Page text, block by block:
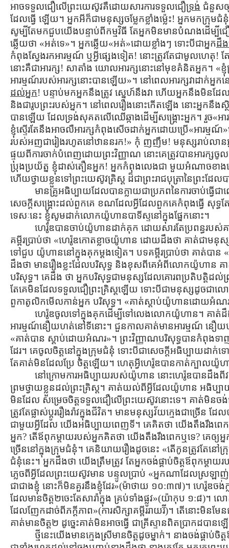
អាចទទួលជឿលើព្រះយេស៊ូវគឺដោយសារការទទួលជឿទ្រង់ ជំនួសឲ្
ដែលធ្វើ ឡើយ។ អ្នកអីក៏ជាមនុស្សចម្លែកខ្លាំងម្ល៉េះ! អ្នកមកក្រុម
សូម្បីតែមកជួបយើងបន្ទាប់ពីកម្មវិធី តែអ្នកមិនមានបំណងដើម្បី
ឆ្លើយថា «អត់ទេ»។ អ្នកឆ្លើយ«អត់»ដោយខ្លាំងៗ ទោះបីជាអ្នកដឹ
កំពុងស្វែងរកអារម្មណ៍ ឬអ្វីផ្សេងទៀត! នោះត្រូវតែជាមូលហេ
នោះគឺជាអារក្ស! សាតាំង យោលអារក្សនោះនៅមុខគំនិតអ្នក។ «ខ្ញុំ
អារម្មណ៍របស់អារក្សនោះបានឡើយ»។ នៅពេលអារក្សវាដាក់អ្នក
ដល់អ្នក! បន្ទាប់មកអ្នកនឹងត្រូវ ស្នេហ៍នឹងវា ហើយអ្នកនឹងមិនដ
និងជារូបព្រះរបស់អ្នក។ នៅពេលរឿងនោះកើតឡើង នោះអ្នកនឹង
បានឡើយ ដែលទ្រង់សុគតលើឈើឆ្កាងដើម្បីសង្រ្គោះអ្នក។ រួច«អ
ខ្ញុំស្ទើរតែនឹងអាចលឺអារក្សកំពុងសើចដាក់អ្នកដោយប្រើ«អារម្
របស់អញជារៀងរហូតនៅឋាននរក!» កុំ ញញឹម! មនុស្សរាប់លានអ្ន
ផ្ទុយពីការចាក់បំពេញដោយព្រះវិញ្ញាណ នោះគេត្រូវបានអារក្សចូ
ប្រុងប្រយ័ត្ន ខ្ញុំដាស់តឿនអ្នក! អ្នកកំពុងលេងជា មួយអំណាចខា
ហើយថ្វាយខ្លួនទៅព្រះយេស៊ូវគ្រិស្ដ ដ៏ជាព្រះរាជបុត្រានៃព្រះដ
មានគ្រូអធិប្បាយដែលបានក្លាយជាប្រភពនៃការចាប់ធ្
សេចក្ដីសង្រ្គោះដល់ពួកគេ ខណដែលអ្វីដែលពួកគេកំពុងធ្វើ សុទ្ធត
ទេសៈនេះ ខ្ញុំសូមដាក់លោកយ៉ូហានបាទីស្ទនៅក្នុងផ្នែកនោះ។
ហេរ៉ូឌបានចាប់យ៉ូហានដាក់គុក ដោយសារតែប្រពន្ធរប
គម្ពីរប្រាប់ថា «ហេរ៉ូឌកោតខ្លាចយ៉ូហាន ដោយដឹងថា គាត់ជាម
ទៅជួប យ៉ូហាននៅក្នុងគុកម្ដងទៀត។ បទគម្ពីរប្រាប់ថា គាត់បាន
ដឹងថា មានរឿងខ្លះដែលបរិសុទ្ធ និងខុសពីគេអំពីលោកយ៉ូហាន គ
បរិសុទ្ធ។ គេដឹង ថា អ្នកបរិសុទ្ធជាមនុស្សដែលគោរពប្រតិបត្ដិដ
តែគេមិនដែលទទួលជឿព្រះគ្រិស្ដឡើយ ទោះបីជាមនុស្សដូចជាល
ពួកាតូលិកមើលកាន់អ្នក បរិសុទ្ធ។ «គាត់ស្ដាប់យ៉ូហានដោយអំណរ
ហេរ៉ូឌចូលទៅក្នុងគុកដើម្បីទៅលេងលោកយ៉ូហាន។ គាត់ដឹងថ
អារម្មណ៍នឿយហត់នៅទីនោះ។ ជួនកាលគាត់មានអារម្មណ៍ នឿយ
«គាត់បាន ស្ដាប់ដោយអំណរ»។ ព្រះវិញ្ញាណបរិសុទ្ធបានកំពុងទ
ដែរ។ គេចូលចិត្ដនៅក្នុងក្រុមជំនុំ ទោះបីជាសេចក្ដីអធិប្បាយដាក់
តែគាត់មិនដែលប្រែ ចិត្ដឡើយ។ ហេតុអ្វីហេរ៉ូឌបានកាត់ក្បាល
នៅក្រោមការអធិប្បាយរបស់យ៉ូហាន នោះហេរ៉ូឌបានដឹងពី
ព្រមថ្វាយខ្លួនដល់ព្រះគ្រិស្ដ។ គាត់យល់ពីអ្វីដែលយ៉ូហាន អធិប្ប
មិនដែល សម្រេចចិត្ដទទួលជឿលើព្រះយេស៊ូវនោះទេ។ គាត់មិនចង់ផ្
ត្រូវតែផ្លាស់ប្ដូររឿងរ៉ាវក្នុងជីវិត។ មានមនុស្សវ័យក្មេងជាច្រ
ជាមួយអ្វីដែល យើងអធិប្បាយពេញទី។ គេគិតថា យើងតឹងរឹងពេ
អ្នក? តើឪពុកម្ដាយរបស់អ្នកគិតថា យើងតឹងរឹងពេកឬទេ? គេ
ច្រើននៅក្នុងក្រុមជំនុំ។ គេនិយាយរឿងដូចនេះ «តើកូនត្រូវតែនៅ
ជំនុំនេះ។ អ្នកដឹងថា យើងត្រឹមត្រូវ តែអ្នកចង់ផ្គាប់ចិត្ដឪពុកម្
ភ្លេចពីអ្វីដែលព្រះយេស៊ូវមាន បន្ទូលប្រាប់ «អ្នកណាដែលស្រ
ជាជាងខ្ញុំ នោះក៏មិនគួរនឹងខ្ញុំដែរ»(ម៉ាថាយ ១០:៣៧)។ ហេរ៉ូឌចង់ក្
ដែលមានចិត្ដ២ចេះតែសារ៉ាក្នុង គ្រប់ទាំងផ្លូវ»(យ៉ាកុប ១:៨
ដែលញែកដាច់ពីភក្ដីភាព»(ការសិក្សាគម្ពីររាយរ៊ី)។ តើនោះមិនមែ
គាត់មានចិត្ដ២ ដូច្នេះគាត់មិនអាចធ្វើ ជាគ្រីស្ទានពិតប្រាកដបាន
ថ្មីនេះយើងមានក្មេងស្រីមានចិត្ដដូចម្នាក់។ នាងចង់ផ្គាប់